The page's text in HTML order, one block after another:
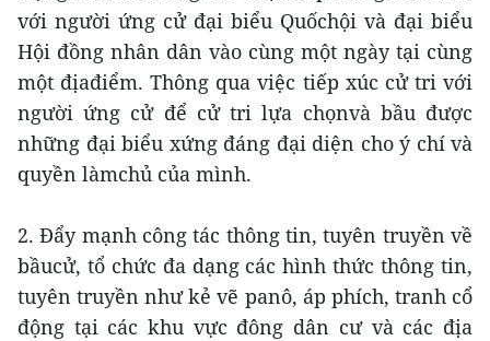
với người ứng cử đại biểu Quốchội và đại biểu
Hội đồng nhân dân vào cùng một ngày tại cùng
một địađiểm. Thông qua việc tiếp xúc cử tri với
người ứng cử để cử tri lựa chọnvà bầu được
những đại biểu xứng đáng đại diện cho ý chí và
quyền làmchủ của mình.
2. Đẩy mạnh công tác thông tin, tuyên truyền về
bầucử, tổ chức đa dạng các hình thức thông tin,
tuyên truyền như kẻ vẽ panô, áp phích, tranh cổ
động tại các khu vực đông dân cư và các địa